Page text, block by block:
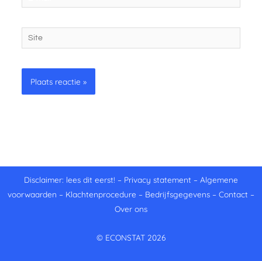
mail
Site
Disclaimer: lees dit eerst! – Privacy statement – Algemene
voorwaarden – Klachtenprocedure – Bedrijfsgegevens – Contact –
Over ons
© ECONSTAT 2026